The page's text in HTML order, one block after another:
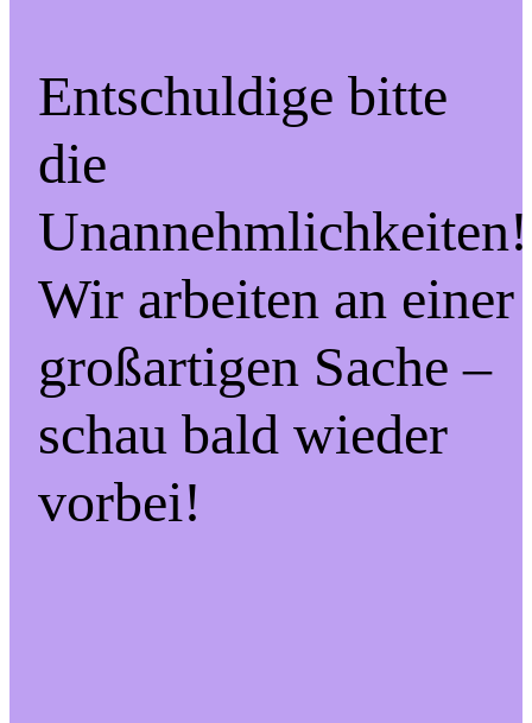
Entschuldige bitte
die
Unannehmlichkeiten!
Wir arbeiten an einer
großartigen Sache –
schau bald wieder
vorbei!